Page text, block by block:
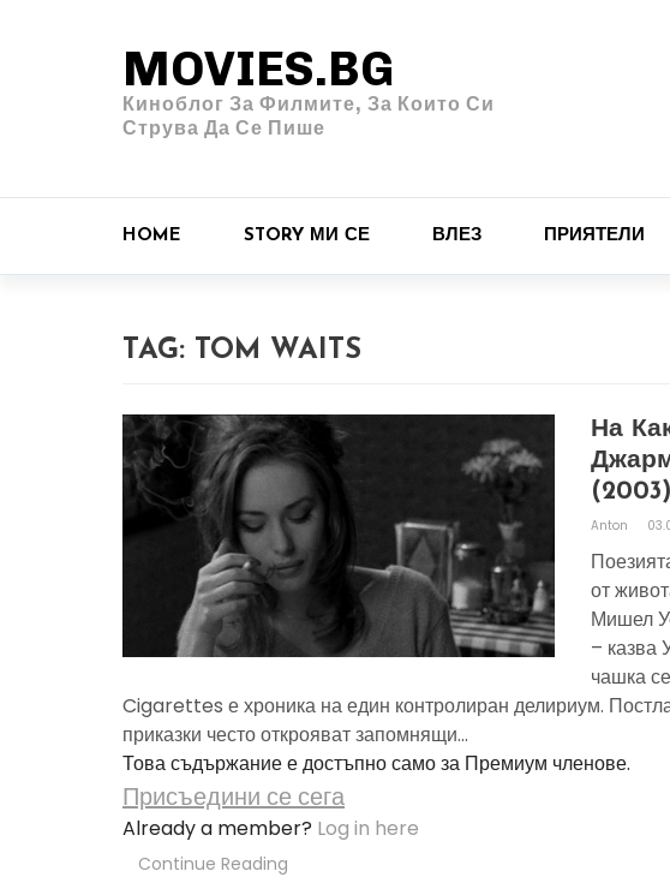
MOVIES.BG
Киноблог За Филмите, За Които Си
Струва Да Се Пише
HOME STORY МИ СЕ ВЛЕЗ ПРИЯТЕЛИ
TAG: TOM WAITS
На
(2003)
Anton
от
Мишел
– казва
чашка
Cigarettes е хроника на един контролиран делириум.
приказки често открояват запомнящи...
Това съдържание е достъпно само за Премиум членове.
Присъедини се сега
Already a member? Log in here
Continue Reading